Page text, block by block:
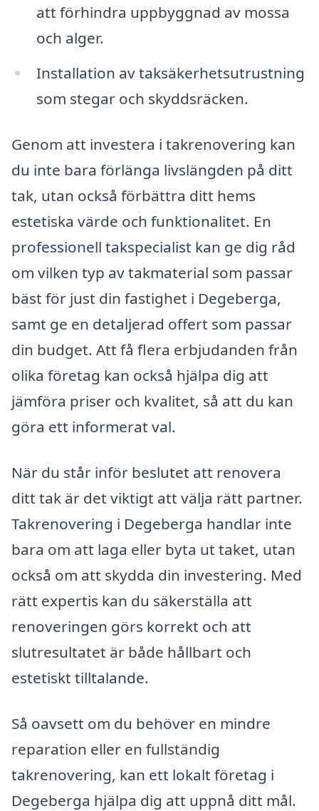
att förhindra uppbyggnad av mossa
och alger.
Installation av taksäkerhetsutrustning
som stegar och skyddsräcken.
Genom att investera i takrenovering kan
du inte bara förlänga livslängden på ditt
tak, utan också förbättra ditt hems
estetiska värde och funktionalitet. En
professionell takspecialist kan ge dig råd
om vilken typ av takmaterial som passar
bäst för just din fastighet i Degeberga,
samt ge en detaljerad offert som passar
din budget. Att få flera erbjudanden från
olika företag kan också hjälpa dig att
jämföra priser och kvalitet, så att du kan
göra ett informerat val.
När du står inför beslutet att renovera
ditt tak är det viktigt att välja rätt partner.
Takrenovering i Degeberga handlar inte
bara om att laga eller byta ut taket, utan
också om att skydda din investering. Med
rätt expertis kan du säkerställa att
renoveringen görs korrekt och att
slutresultatet är både hållbart och
estetiskt tilltalande.
Så oavsett om du behöver en mindre
reparation eller en fullständig
takrenovering, kan ett lokalt företag i
Degeberga hjälpa dig att uppnå ditt mål.